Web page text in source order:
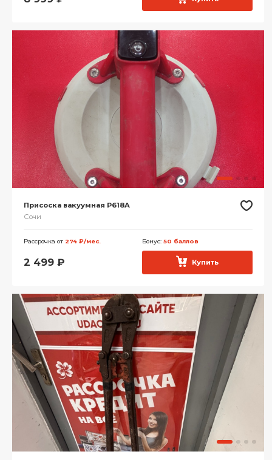
Присоска вакуумная P618A
Сочи
Рассрочка от 274 ₽/мес. Бонус: 50 баллов
2 499 ₽ Купить